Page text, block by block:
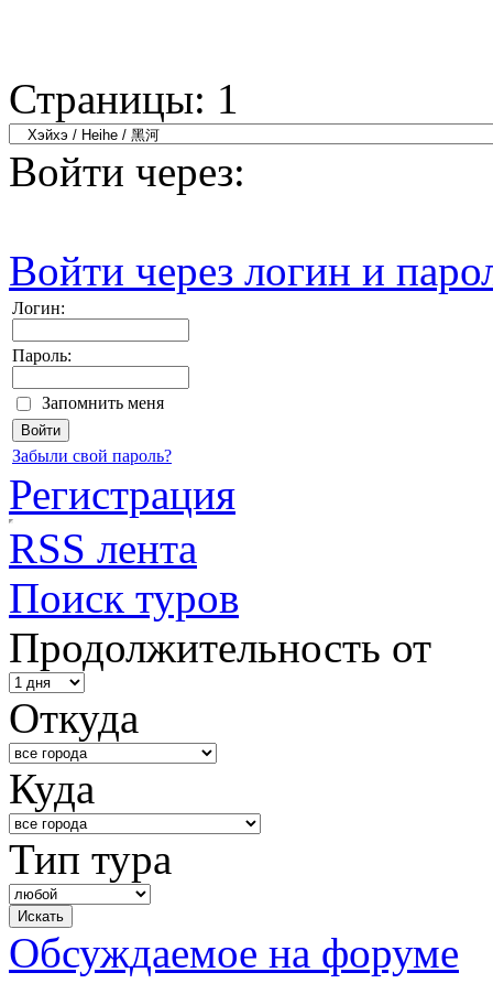
Страницы: 1
Войти через:
Войти через логин и
Логин:
Пароль:
Запомнить меня
Забыли свой пароль?
Регистрация
RSS лента
Поиск туров
Продолжительность от
Откуда
Куда
Тип тура
Обсуждаемое на форуме